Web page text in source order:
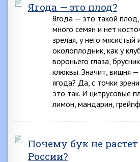
Ягода — это плод?
Ягода — это такой плод,
много семян и нет
зрелая, у него мясистый
околоплодник, как у
вороньего глаза,
клюквы. Значит, вишня
ягода? Да, с точки
это так. И цитрусовые
лимон, мандарин,
Почему бук не растет
России?